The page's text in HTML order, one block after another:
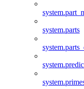
system.parts